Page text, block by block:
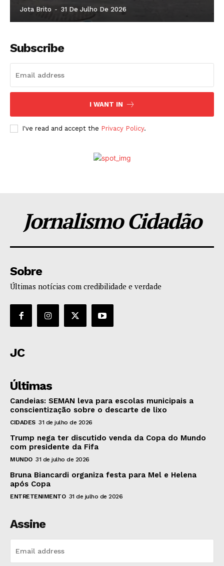
Jota Brito - 31 De Julho De 2026
Subscribe
I WANT IN
I've read and accept the Privacy Policy.
Jornalismo Cidadão
Sobre
Últimas notícias com credibilidade e verdade
JC
Últimas
Candeias: SEMAN leva para escolas municipais a
conscientização sobre o descarte de lixo
CIDADES 31 de julho de 2026
Trump nega ter discutido venda da Copa do Mundo
com presidente da Fifa
MUNDO 31 de julho de 2026
Bruna Biancardi organiza festa para Mel e Helena
após Copa
ENTRETENIMENTO 31 de julho de 2026
Assine